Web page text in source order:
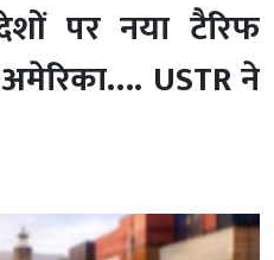
पर नया टैरिफ
USTR ने